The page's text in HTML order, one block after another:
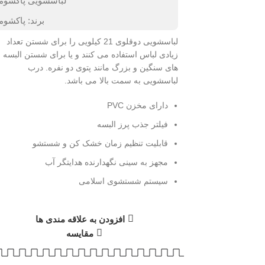
برند:
لباسشویی دوقلوی 21 کیلویی را برای شستن تعداد
زیادی لباس استفاده می کنند و یا برای شستن البسه
های سنگین و بزرگ مانند پتوی دو نفره. درب
لباسشویی به سمت بالا می باشد.
دارای مخزن PVC
فیلتر جذب پرز البسه
قابلیت تنظیم زمان خشک کن و شستشو
مجهز به سینی نگهدارنده هدایتگر آب
سیستم شستشوی اسلامی
افزودن به علاقه مندی ها
مقایسه